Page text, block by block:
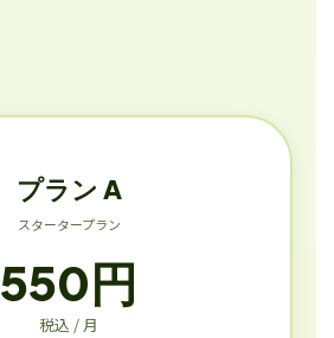
プラン A
スタータープラン
550円
税込 / 月